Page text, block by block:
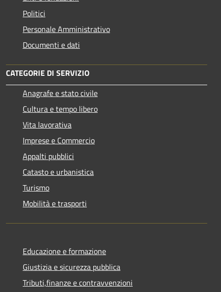
Politici
Personale Amministrativo
Documenti e dati
CATEGORIE DI SERVIZIO
Anagrafe e stato civile
Cultura e tempo libero
Vita lavorativa
Imprese e Commercio
Appalti pubblici
Catasto e urbanistica
Turismo
Mobilità e trasporti
Educazione e formazione
Giustizia e sicurezza pubblica
Tributi,finanze e contravvenzioni